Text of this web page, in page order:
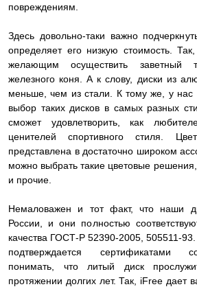
повреждениям.
Здесь довольно-таки важно
определяет его низкую стоимость.
желающим осуществить заветный
железного коня. А к слову, диски из
меньше, чем из стали. К тому же, у нас
выбор таких дисков в самых разных
сможет удовлетворить, как
ценителей спортивного стиля.
представлена в достаточно широком
можно выбрать такие цветовые
и прочие.
Немаловажен и тот факт, что наши
России, и они полностью
качества ГОСТ-Р 52390-2005, 505511-
подтверждается сертификатами
понимать, что литый диск
протяжении долгих лет. Так, iFree дает